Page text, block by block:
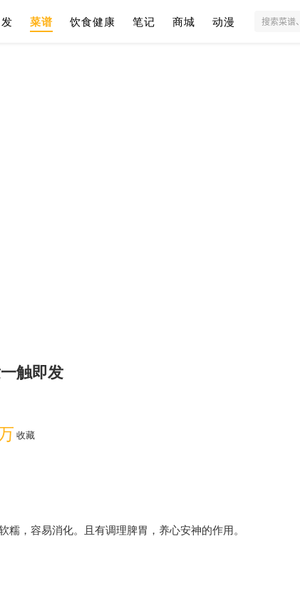
菜谱 饮食健康 笔记 商城 动漫
触即发
收藏